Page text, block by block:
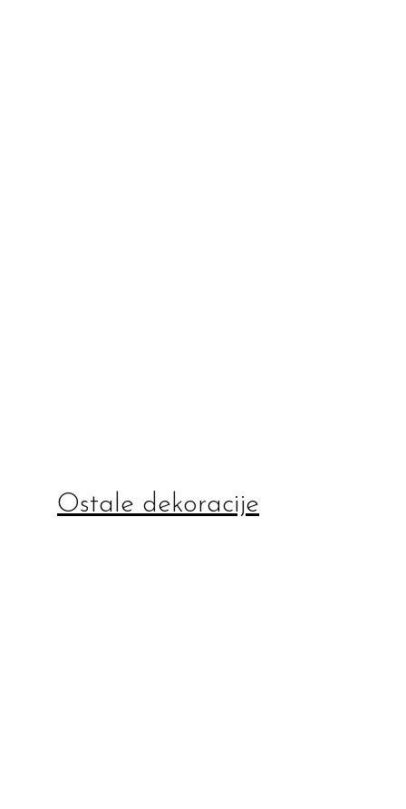
Ostale dekoracije